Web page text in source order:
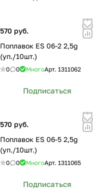
570 руб.
Поплавок ES 06-2 2,5g
(уп./10шт.)
0 0 МногоАрт. 1311062
Подписаться
570 руб.
Поплавок ES 06-5 2,5g
(уп./10шт.)
0 0 МногоАрт. 1311065
Подписаться